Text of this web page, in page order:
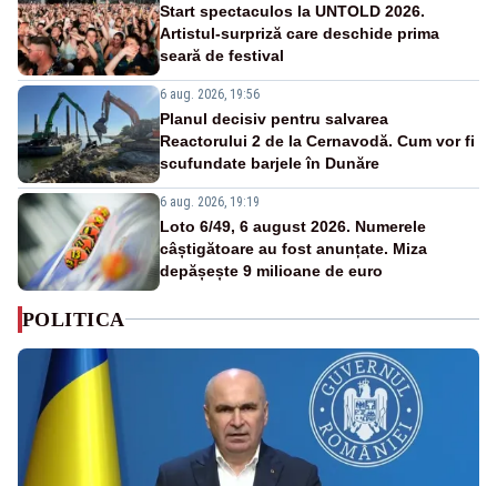
Start spectaculos la UNTOLD 2026.
Artistul-surpriză care deschide prima
seară de festival
6 aug. 2026, 19:56
Planul decisiv pentru salvarea
Reactorului 2 de la Cernavodă. Cum vor fi
scufundate barjele în Dunăre
6 aug. 2026, 19:19
Loto 6/49, 6 august 2026. Numerele
câștigătoare au fost anunțate. Miza
depășește 9 milioane de euro
POLITICA